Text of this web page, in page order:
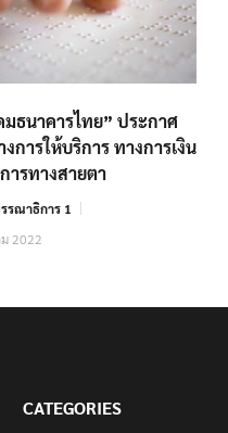
มธนาคารไทย” ประกาศ
การให้บริการ ทางการเงิน
ารทางสายตา
รณาธิการ 1
2022
CATEGORIES